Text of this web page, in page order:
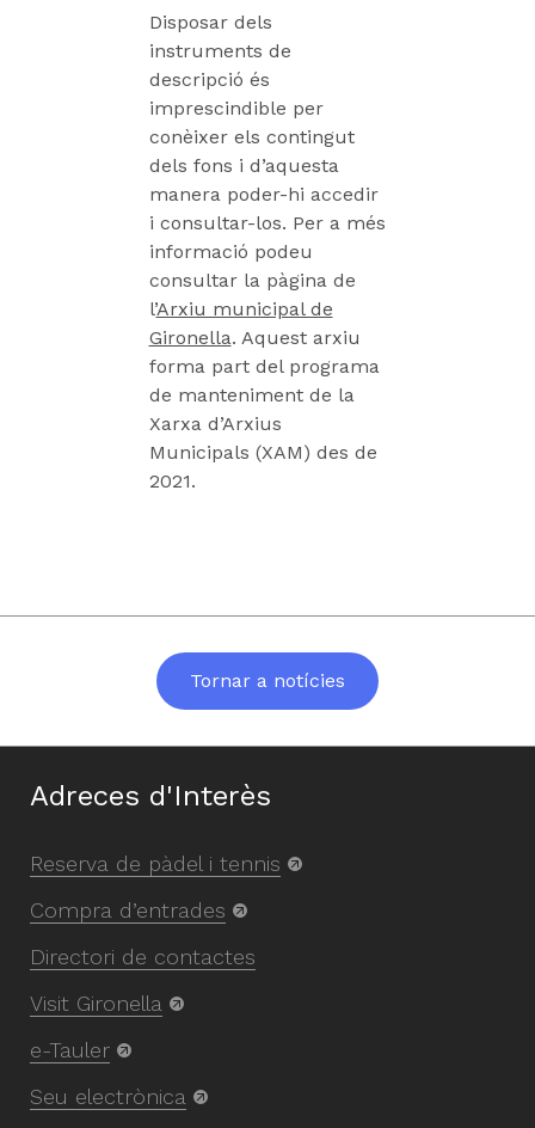
Disposar dels
instruments de
descripció és
imprescindible per
conèixer els contingut
dels fons i d’aquesta
manera poder-hi accedir
i consultar-los. Per a més
informació podeu
consultar la pàgina de
l’Arxiu municipal de
Gironella. Aquest arxiu
forma part del programa
de manteniment de la
Xarxa d’Arxius
Municipals (XAM) des de
2021.
Tornar a notícies
Adreces d'Interès
Reserva de pàdel i tennis
Compra d’entrades
Directori de contactes
Visit Gironella
e-Tauler
Seu electrònica